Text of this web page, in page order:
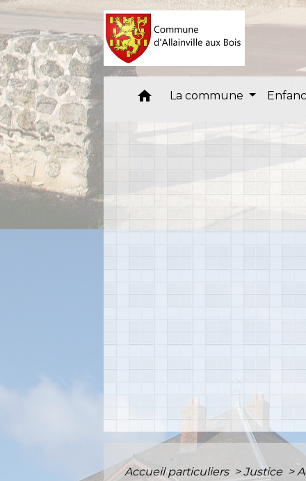
home La commune
Accueil particuliers > Justice >